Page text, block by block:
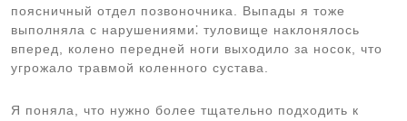
поясничный отдел позвоночника. Выпады я тоже
выполняла с нарушениями⁚ туловище наклонялось
вперед, колено передней ноги выходило за носок, что
угрожало травмой коленного сустава.
Я поняла, что нужно более тщательно подходить к